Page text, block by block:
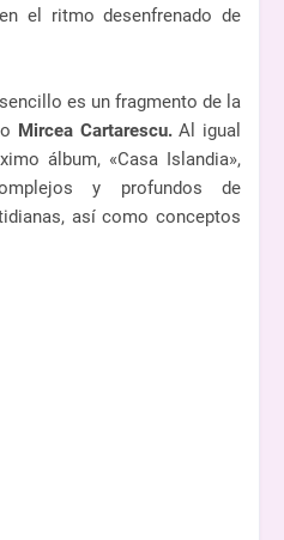
el ritmo desenfrenado de
es un fragmento de la
Mircea Cartarescu.Al igual
álbum, «Casa Islandia»,
y profundos de
así como conceptos